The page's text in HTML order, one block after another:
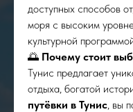
доступных способов
моря с высоким
культурной
🌅 Почему стоит
Тунис предлагает
отдыха, богатой
путёвки в Тунис, вы